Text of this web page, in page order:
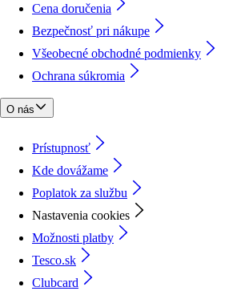
Cena doručenia
Bezpečnosť pri nákupe
Všeobecné obchodné podmienky
Ochrana súkromia
O nás
Prístupnosť
Kde dovážame
Poplatok za službu
Nastavenia cookies
Možnosti platby
Tesco.sk
Clubcard